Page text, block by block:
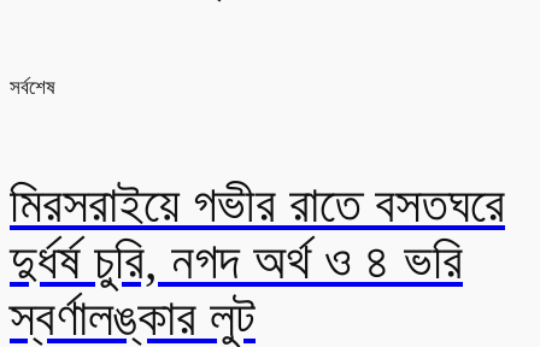
সর্বশেষ
মিরসরাইয়ে গভীর রাতে বসতঘরে
দুর্ধর্ষ চুরি, নগদ অর্থ ও ৪ ভরি
স্বর্ণালঙ্কার লুট